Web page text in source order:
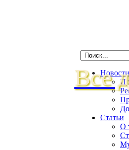
ВсеНовости
Статьи
О